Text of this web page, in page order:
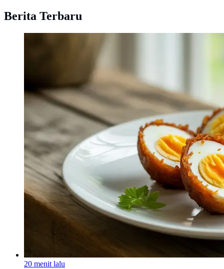
Berita Terbaru
20 menit lalu